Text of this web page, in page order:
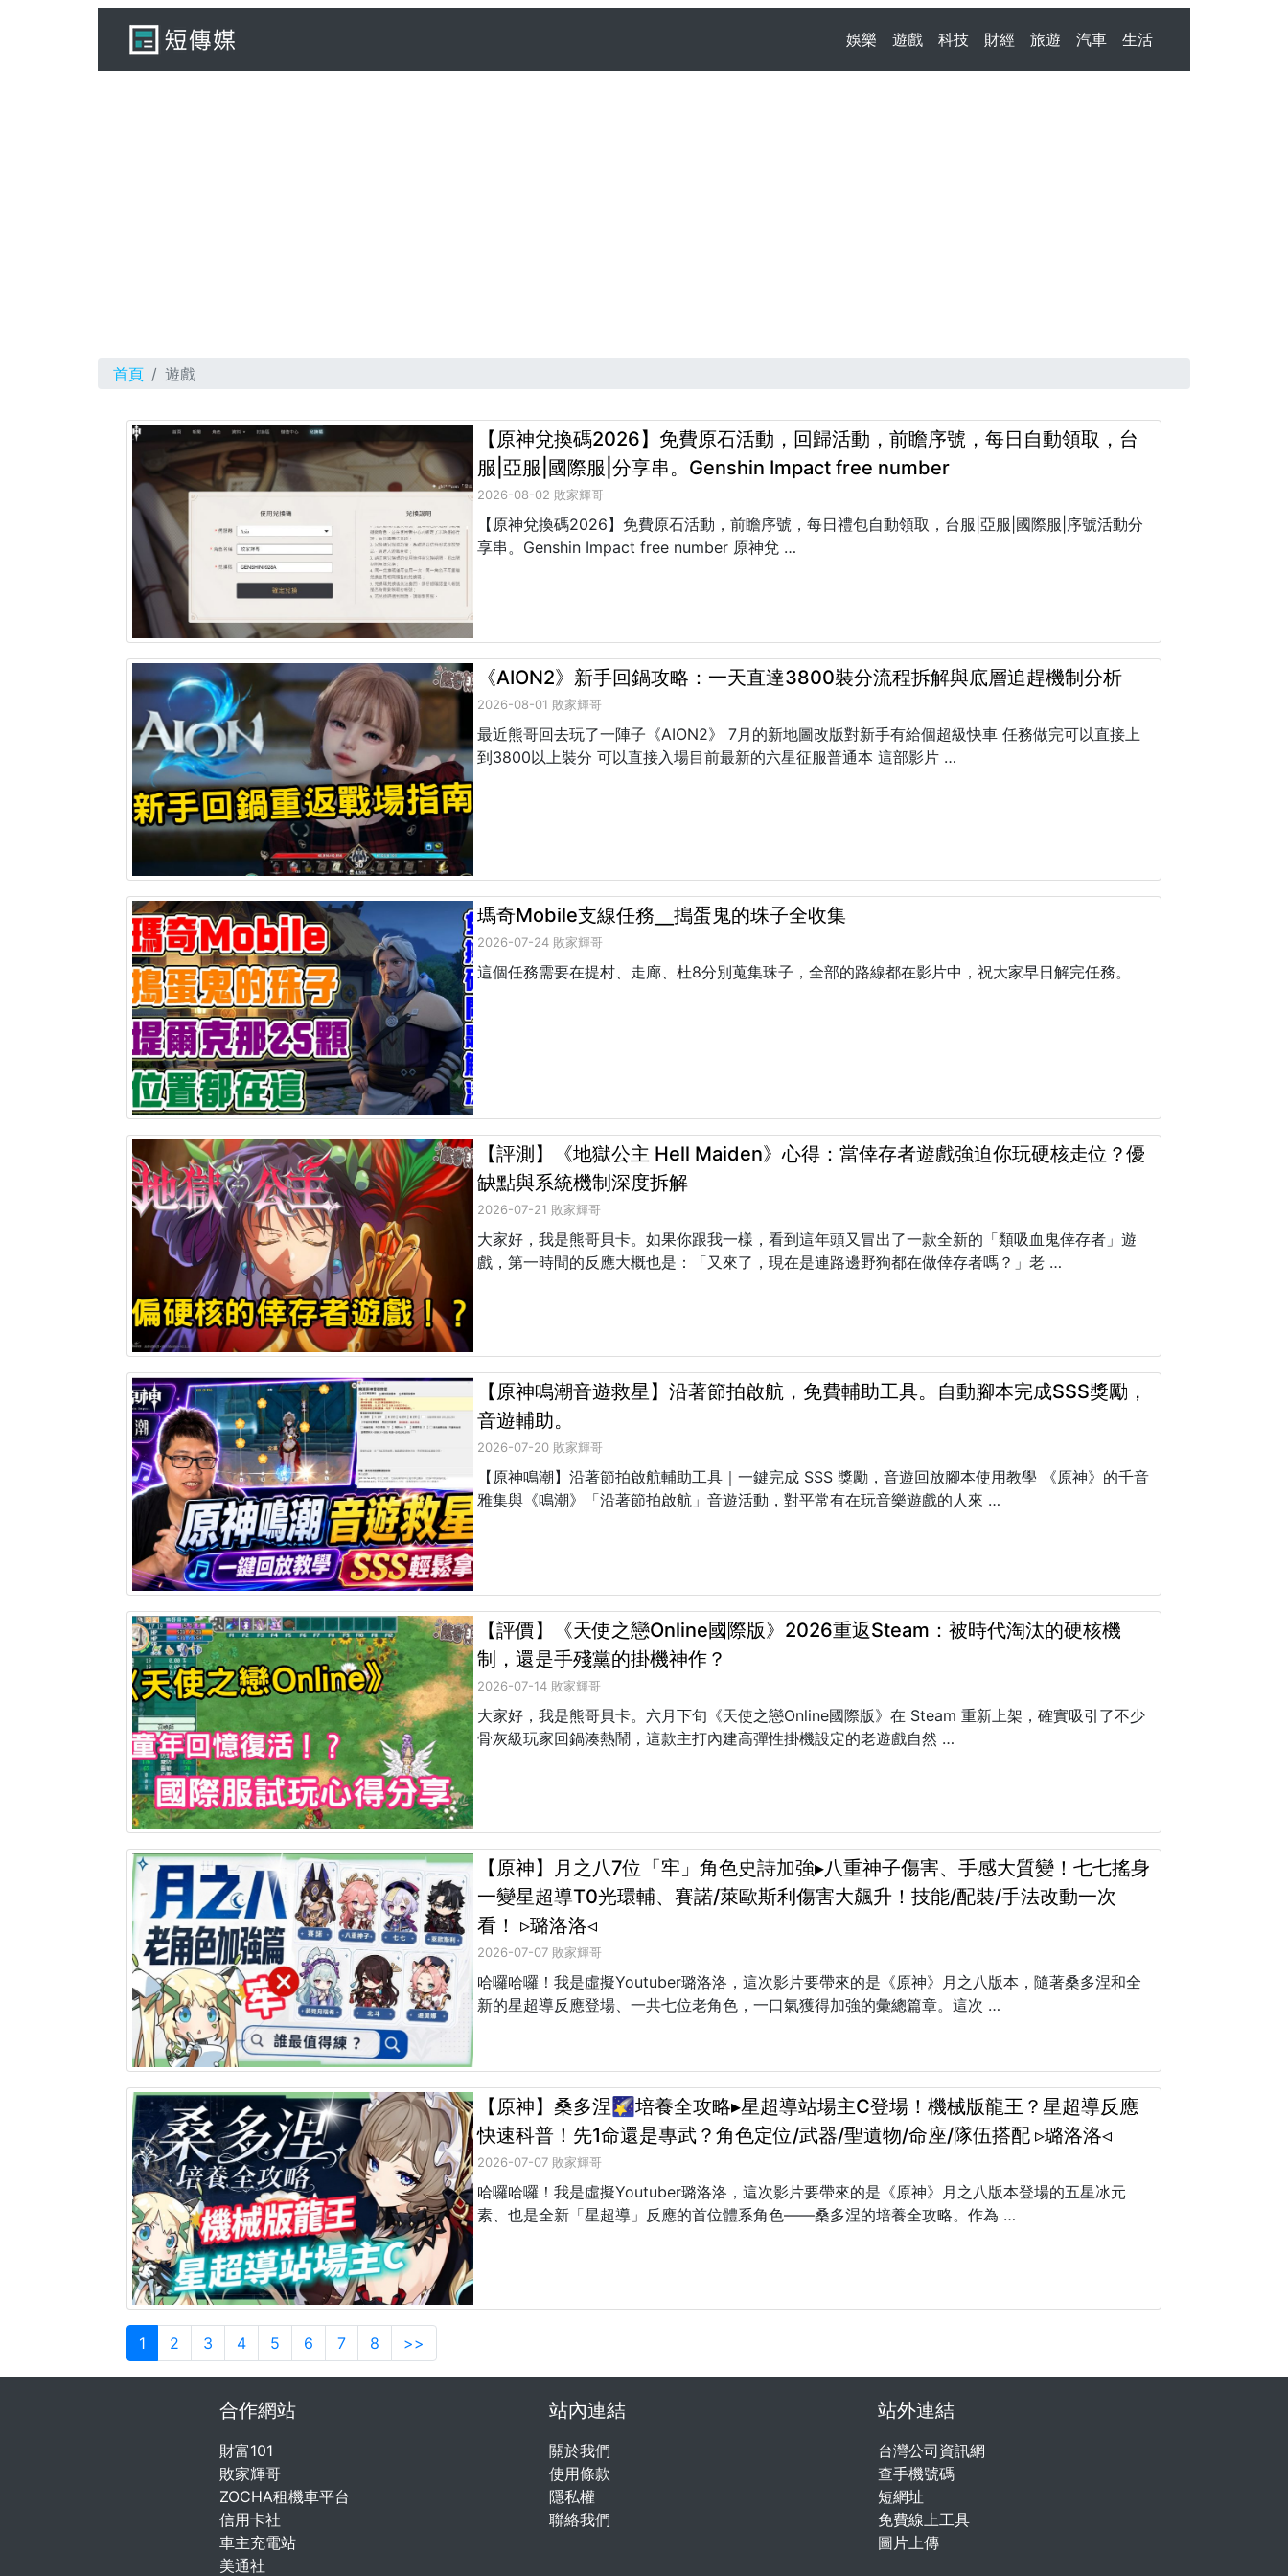
娛樂 遊戲 科技 財經 旅遊 汽車 生活
首頁 遊戲
【原神兌換碼2026】免費原石活動，回歸活動，前瞻序號，每日自動領取，台
服|亞服|國際服|分享串。Genshin Impact free number
2026-08-02 敗家輝哥
【原神兌換碼2026】免費原石活動，前瞻序號，每日禮包自動領取，台服|亞服|國際服|序號活動分
享串。Genshin Impact free number 原神兌 …
《AION2》新手回鍋攻略：一天直達3800裝分流程拆解與底層追趕機制分析
2026-08-01 敗家輝哥
最近熊哥回去玩了一陣子《AION2》 7月的新地圖改版對新手有給個超級快車 任務做完可以直接上
到3800以上裝分 可以直接入場目前最新的六星征服普通本 這部影片 …
瑪奇Mobile支線任務╴搗蛋鬼的珠子全收集
2026-07-24 敗家輝哥
這個任務需要在提村、走廊、杜8分別蒐集珠子，全部的路線都在影片中，祝大家早日解完任務。
【評測】《地獄公主 Hell Maiden》心得：當倖存者遊戲強迫你玩硬核走位？優
缺點與系統機制深度拆解
2026-07-21 敗家輝哥
大家好，我是熊哥貝卡。如果你跟我一樣，看到這年頭又冒出了一款全新的「類吸血鬼倖存者」遊
戲，第一時間的反應大概也是：「又來了，現在是連路邊野狗都在做倖存者嗎？」老 …
【原神鳴潮音遊救星】沿著節拍啟航，免費輔助工具。自動腳本完成SSS獎勵，
音遊輔助。
2026-07-20 敗家輝哥
【原神鳴潮】沿著節拍啟航輔助工具｜一鍵完成 SSS 獎勵，音遊回放腳本使用教學 《原神》的千音
雅集與《鳴潮》「沿著節拍啟航」音遊活動，對平常有在玩音樂遊戲的人來 …
【評價】《天使之戀Online國際版》2026重返Steam：被時代淘汰的硬核機
制，還是手殘黨的掛機神作？
2026-07-14 敗家輝哥
大家好，我是熊哥貝卡。六月下旬《天使之戀Online國際版》在 Steam 重新上架，確實吸引了不少
骨灰級玩家回鍋湊熱鬧，這款主打內建高彈性掛機設定的老遊戲自然 …
【原神】月之八7位「牢」角色史詩加強▸八重神子傷害、手感大質變！七七搖身
一變星超導T0光環輔、賽諾/萊歐斯利傷害大飆升！技能/配裝/手法改動一次
看！ ▹璐洛洛◃
2026-07-07 敗家輝哥
哈囉哈囉！我是虛擬Youtuber璐洛洛，這次影片要帶來的是《原神》月之八版本，隨著桑多涅和全
新的星超導反應登場、一共七位老角色，一口氣獲得加強的彙總篇章。這次 …
【原神】桑多涅🌠培養全攻略▸星超導站場主C登場！機械版龍王？星超導反應
快速科普！先1命還是專武？角色定位/武器/聖遺物/命座/隊伍搭配 ▹璐洛洛◃
2026-07-07 敗家輝哥
哈囉哈囉！我是虛擬Youtuber璐洛洛，這次影片要帶來的是《原神》月之八版本登場的五星冰元
素、也是全新「星超導」反應的首位體系角色——桑多涅的培養全攻略。作為 …
1 2 3 4 5 6 7 8 >>
合作網站
財富101
敗家輝哥
ZOCHA租機車平台
信用卡社
車主充電站
美通社
站內連結
關於我們
使用條款
隱私權
聯絡我們
站外連結
台灣公司資訊網
查手機號碼
短網址
免費線上工具
圖片上傳